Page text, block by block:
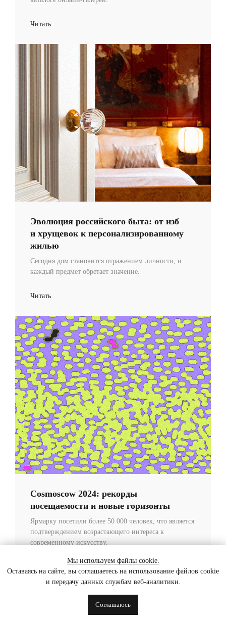
Читать
Эволюция российского быта: от изб
и хрущевок к персонализированному
жилью
Сегодня дом становится отражением личности, и
каждый предмет обретает значение.
Читать
Cosmoscow 2024: рекорды
посещаемости и новые горизонты
Ярмарку посетили более 50 000 человек, что является
подтверждением возрастающего интереса к
современному искусству.
Мы используем файлы cookie.
Оставаясь на сайте, вы соглашаетесь на использование файлов cookie
и передачу данных службам веб-аналитики.
Соглашаюсь